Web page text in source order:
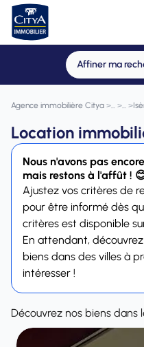
Affiner ma
Agence immobilière Citya > > >
Location
Nous n'avons pas
mais restons à l'affût !
Ajustez vos critères de
pour être informé dès
critères est disponible
En attendant,
biens dans des villes à
intéresser !
Découvrez nos biens dans